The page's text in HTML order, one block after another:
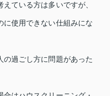
ている方は多いですが、
に使用できない仕組みにな
の過ごし方に問題があった